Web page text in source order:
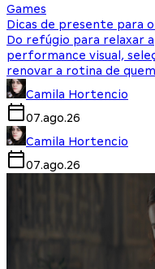
Games
Dicas de presente para
Do refúgio para relaxar
performance visual,
renovar a rotina de
Camila Hortencio
07.ago.26
Camila Hortencio
07.ago.26